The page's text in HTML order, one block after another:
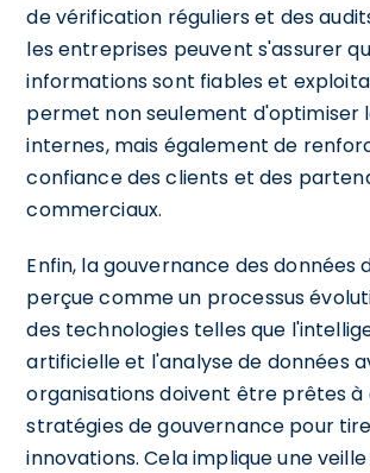
de vérification réguliers et des
les entreprises peuvent s'assurer
informations sont fiables et
permet non seulement d'optimiser
internes, mais également de
confiance des clients et des
commerciaux.
Enfin, la gouvernance des données
perçue comme un processus
des technologies telles que
artificielle et l'analyse de données
organisations doivent être prêtes
stratégies de gouvernance pour
innovations. Cela implique une